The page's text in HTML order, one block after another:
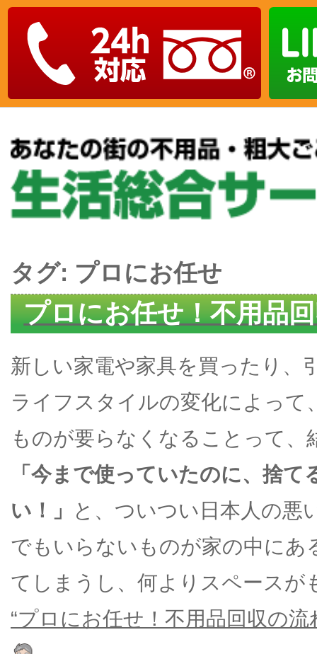
タグ: プロにお任せ
プロにお任せ！不用品
新しい家電や家具を買ったり、
ライフスタイルの変化によって
ものが要らなくなることって、
「今まで使っていたのに、捨
い！」
と、ついつい日本人の悪
でもいらないものが家の中に
てしまうし、何よりスペースが
“プロにお任せ！不用品回収の流